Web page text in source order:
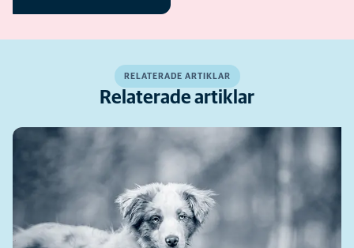
RELATERADE ARTIKLAR
Relaterade artiklar